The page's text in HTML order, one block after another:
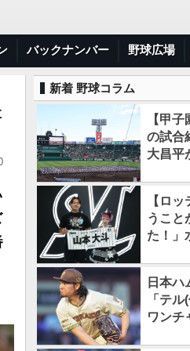
バックナンバー 野球広場
新着 野球コラム
【甲
の試合
大昌平
利、
【ロ
うこと
た！」
ネラ
に来場
日本ハ
「テ
ワンチ
るか